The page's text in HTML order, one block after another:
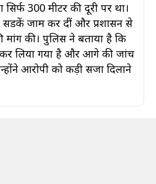
300 मीटर की दूरी पर था।
सडकें जाम कर दीं और प्रशासन से
की। पुलिस ने बताया है कि
लिया गया है और आगे की जांच
आरोपी को कड़ी सजा दिलाने